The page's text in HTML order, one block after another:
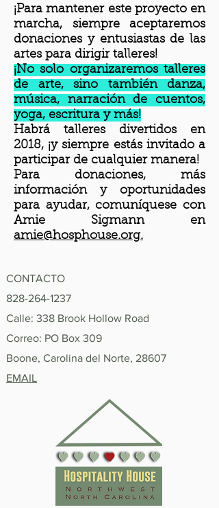
¡Para mantener este proyecto en
marcha, siempre aceptaremos
donaciones y entusiastas de las
artes para dirigir talleres!
¡No solo organizaremos talleres
de arte, sino también danza,
música, narración de cuentos,
yoga, escritura y más!
Habrá talleres divertidos en
2018, ¡y siempre estás invitado a
participar de cualquier manera!
Para donaciones, más
información y oportunidades
para ayudar, comuníquese con
Amie Sigmann en
amie@hosphouse.org.
CONTACTO
828-264-1237
Calle: 338 Brook Hollow Road
Correo: PO Box 309
Boone, Carolina del Norte, 28607
EMAIL